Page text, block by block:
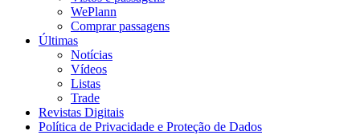
WePlann
Comprar passagens
Últimas
Notícias
Vídeos
Listas
Trade
Revistas Digitais
Política de Privacidade e Proteção de Dados